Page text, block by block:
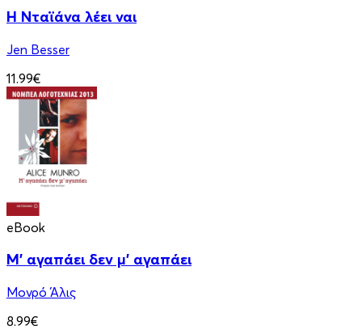
Η Νταϊάνα λέει ναι
Jen Besser
11.99€
eBook
Μ' αγαπάει δεν μ' αγαπάει
Μονρό Άλις
8.99€